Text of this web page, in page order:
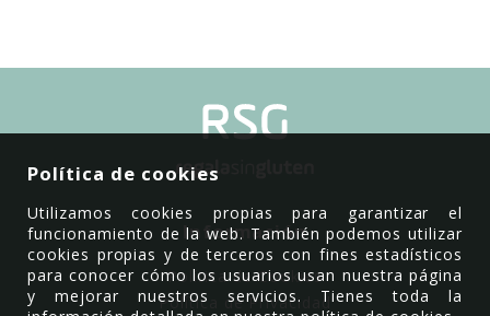
Información
Política de Cookies
Política de Privacidad
Política de cookies
Utilizamos cookies propias para garantizar el
funcionamiento de la web. También podemos utilizar
cookies propias y de terceros con fines estadísticos
para conocer cómo los usuarios usan nuestra página
y mejorar nuestros servicios. Tienes toda la